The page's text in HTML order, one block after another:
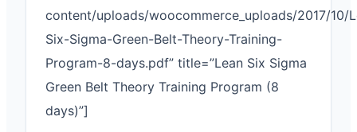
content/uploads/woocommerce_uploads/2017/10/
Six-Sigma-Green-Belt-Theory-Training-
Program-8-days.pdf” title=”Lean Six Sigma
Green Belt Theory Training Program (8
days)”]